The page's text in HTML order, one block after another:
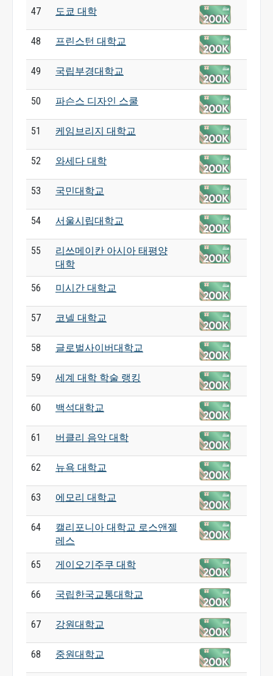
47 도쿄 대학
48 프린스턴 대학교
49 국립부경대학교
50 파슨스 디자인 스쿨
51 케임브리지 대학교
52 와세다 대학
53 국민대학교
54 서울시립대학교
55
리쓰메이칸 아시아 태평양
대학
56 미시간 대학교
57 코넬 대학교
58 글로벌사이버대학교
59 세계 대학 학술 랭킹
60 백석대학교
61 버클리 음악 대학
62 뉴욕 대학교
63 에모리 대학교
64
캘리포니아 대학교 로스앤젤
레스
65 게이오기주쿠 대학
66 국립한국교통대학교
67 강원대학교
68 중원대학교